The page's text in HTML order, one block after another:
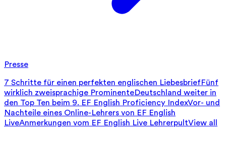
Presse
7 Schritte für einen perfekten englischen LiebesbriefFünf
wirklich zweisprachige ProminenteDeutschland weiter in
den Top Ten beim 9. EF English Proficiency IndexVor- und
Nachteile eines Online-Lehrers von EF English
LiveAnmerkungen vom EF English Live LehrerpultView all